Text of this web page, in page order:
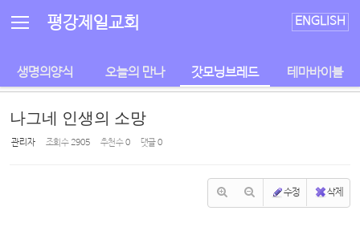
평강제일교회 ENGLISH
생명의양식 오늘의 만나 갓모닝브레드 테마바이블
나그네 인생의 소망
관리자 조회 수2905 추천 수0 댓글0
수정 삭제